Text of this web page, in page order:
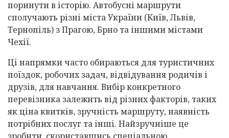
поринути в історію. Автобусні маршрути
сполучають різні міста України (Київ, Львів,
Тернопіль) з Прагою, Брно та іншими містами
Чехії.
Ці напрямки часто обираються для туристичних
поїздок, робочих задач, відвідування родичів і
друзів, для навчання. Вибір конкретного
перевізника залежить від різних факторів, таких
як ціна квитків, зручність маршруту, наявність
потрібних послуг та інші. Найзручніше це
зробити, скориставшись спеціальною